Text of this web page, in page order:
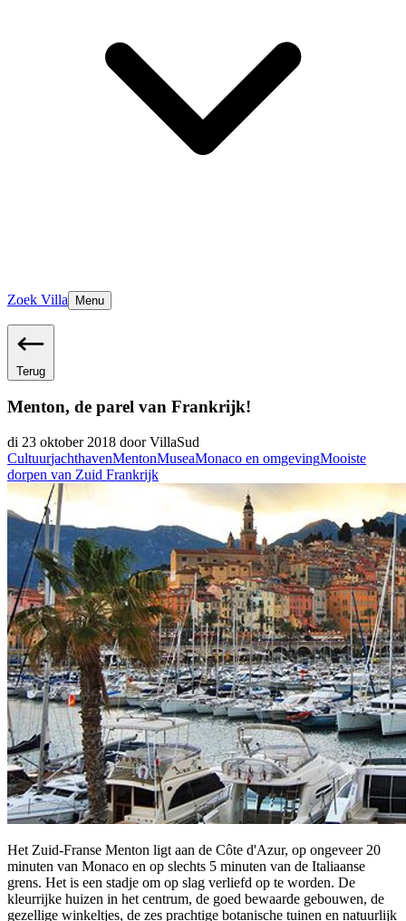
Zoek Villa Menu
Terug
Menton, de parel van Frankrijk!
di 23 oktober 2018 door VillaSud
CultuurjachthavenMentonMuseaMonaco en omgevingMooiste
dorpen van Zuid Frankrijk
Het Zuid-Franse Menton ligt aan de Côte d'Azur, op ongeveer 20
minuten van Monaco en op slechts 5 minuten van de Italiaanse
grens. Het is een stadje om op slag verliefd op te worden. De
kleurrijke huizen in het centrum, de goed bewaarde gebouwen, de
gezellige winkeltjes, de zes prachtige botanische tuinen en natuurlijk